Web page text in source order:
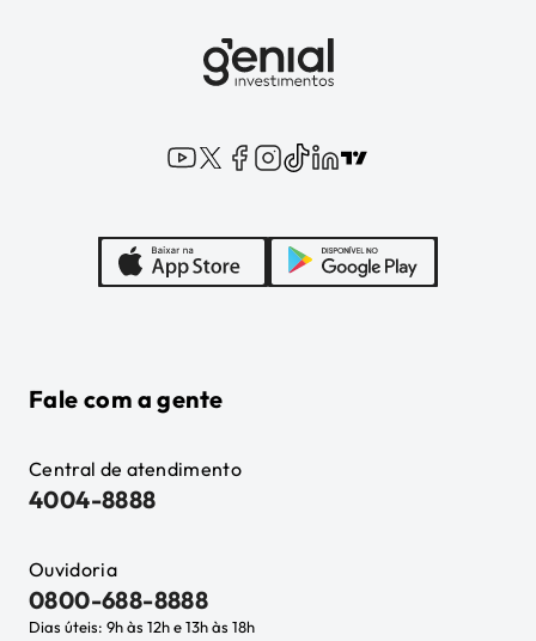
Fale com a gente
Central de atendimento
4004-8888
Ouvidoria
0800-688-8888
Dias úteis: 9h às 12h e 13h às 18h